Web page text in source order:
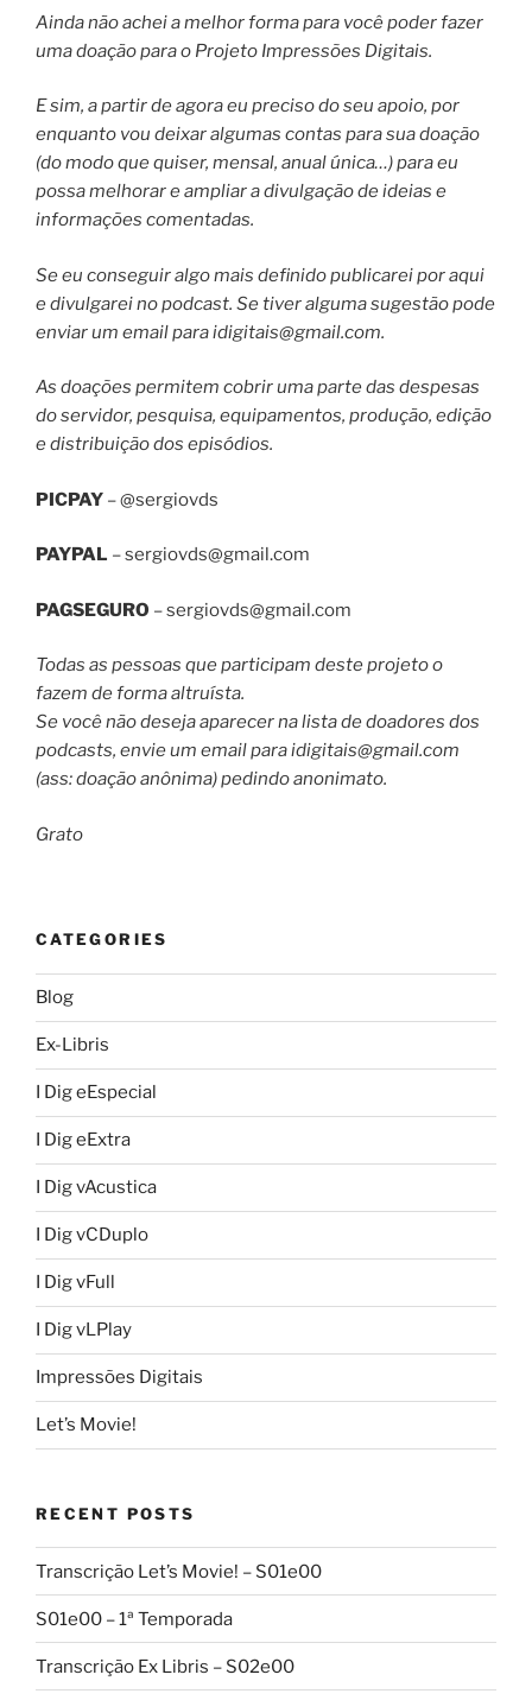
Ainda não achei a melhor forma para você poder fazer
uma doação para o Projeto Impressões Digitais.
E sim, a partir de agora eu preciso do seu apoio, por
enquanto vou deixar algumas contas para sua doação
(do modo que quiser, mensal, anual única…) para eu
possa melhorar e ampliar a divulgação de ideias e
informações comentadas.
Se eu conseguir algo mais definido publicarei por aqui
e divulgarei no podcast. Se tiver alguma sugestão pode
enviar um email paraidigitais@gmail.com.
As doações permitem cobrir uma parte das despesas
do servidor, pesquisa, equipamentos, produção, edição
e distribuição dos episódios.
PICPAY – @sergiovds
PAYPAL –sergiovds@gmail.com
PAGSEGURO –sergiovds@gmail.com
Todas as pessoas que participam deste projeto o
fazem de forma altruísta.
Se você não deseja aparecer na lista de doadores dos
podcasts, envie um email paraidigitais@gmail.com
(ass: doação anônima) pedindo anonimato.
Grato
CATEGORIES
Blog
Ex-Libris
I Dig eEspecial
I Dig eExtra
I Dig vAcustica
I Dig vCDuplo
I Dig vFull
I Dig vLPlay
Impressões Digitais
Let’s Movie!
RECENT POSTS
Transcrição Let’s Movie! – S01e00
S01e00 – 1ª Temporada
Transcrição Ex Libris – S02e00